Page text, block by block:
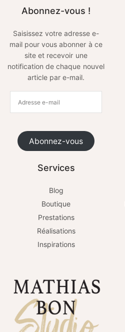
Abonnez-vous !
Saisissez votre adresse e-
mail pour vous abonner à ce
site et recevoir une
notification de chaque nouvel
article par e-mail.
Abonnez-vous
Services
Blog
Boutique
Prestations
Réalisations
Inspirations